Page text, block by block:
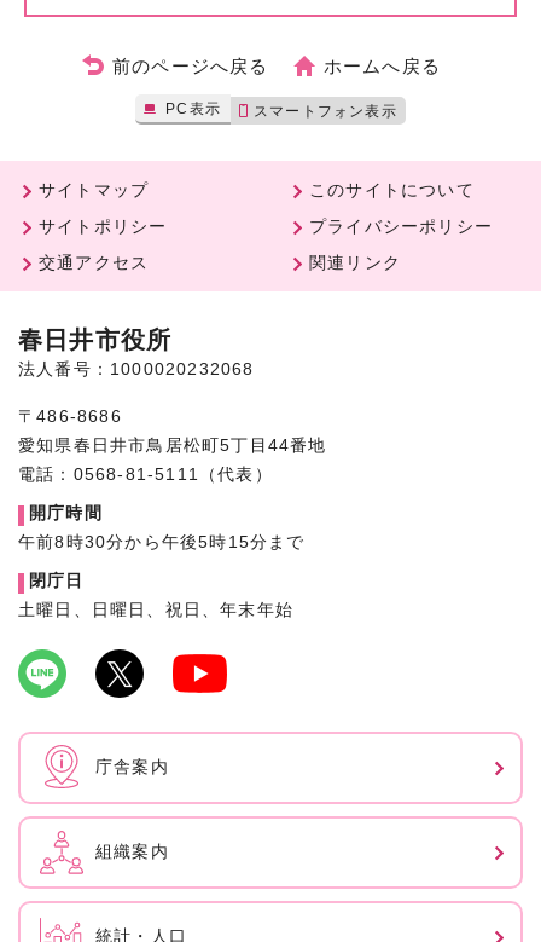
前のページへ戻る ホームへ戻る
PC表示 スマートフォン表示
サイトマップ
このサイトについて
サイトポリシー
プライバシーポリシー
交通アクセス
関連リンク
春日井市役所
法人番号：1000020232068
〒486-8686
愛知県春日井市鳥居松町5丁目44番地
電話：0568-81-5111（代表）
開庁時間
午前8時30分から午後5時15分まで
閉庁日
土曜日、日曜日、祝日、年末年始
庁舎案内
組織案内
統計・人口